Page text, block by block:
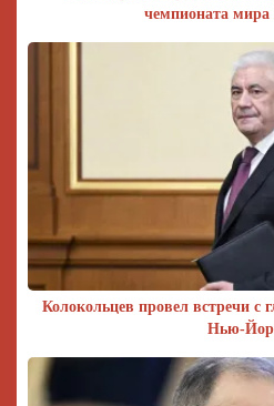
чемпионата мира
Колокольцев провел встречи с
Нью-